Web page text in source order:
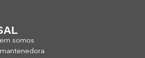
somos